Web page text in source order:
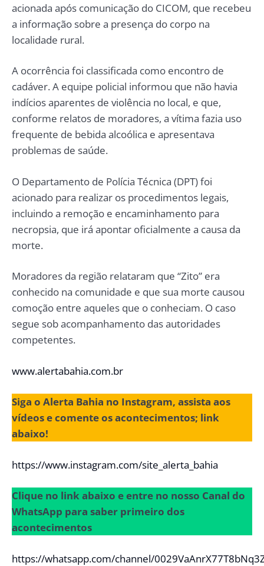
acionada após comunicação do CICOM, que recebeu
a informação sobre a presença do corpo na
localidade rural.
A ocorrência foi classificada como encontro de
cadáver. A equipe policial informou que não havia
indícios aparentes de violência no local, e que,
conforme relatos de moradores, a vítima fazia uso
frequente de bebida alcoólica e apresentava
problemas de saúde.
O Departamento de Polícia Técnica (DPT) foi
acionado para realizar os procedimentos legais,
incluindo a remoção e encaminhamento para
necropsia, que irá apontar oficialmente a causa da
morte.
Moradores da região relataram que “Zito” era
conhecido na comunidade e que sua morte causou
comoção entre aqueles que o conheciam. O caso
segue sob acompanhamento das autoridades
competentes.
www.alertabahia.com.br
Siga o Alerta Bahia no Instagram, assista aos
vídeos e comente os acontecimentos; link
abaixo!
https://www.instagram.com/site_alerta_bahia
Clique no link abaixo e entre no nosso Canal do
WhatsApp para saber primeiro dos
acontecimentos
https://whatsapp.com/channel/